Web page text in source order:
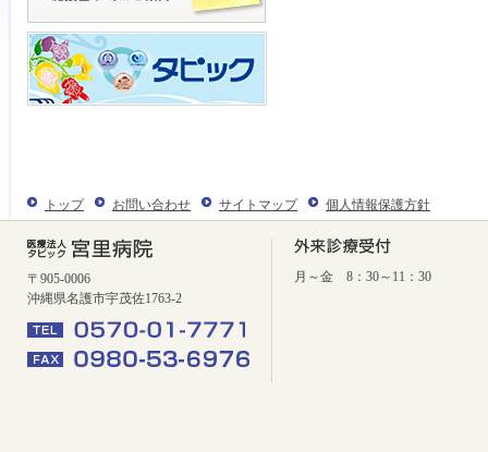
トップ お問い合わせ サイトマップ 個人情報保護方針
〒905-0006
沖縄県名護市宇茂佐1763-2
月～金 8：30～11：30